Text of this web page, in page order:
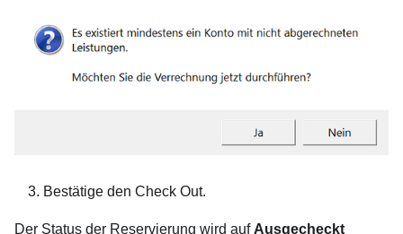
Bestätige den Check Out.
Der Status der Reservierung wird auf Ausgecheckt